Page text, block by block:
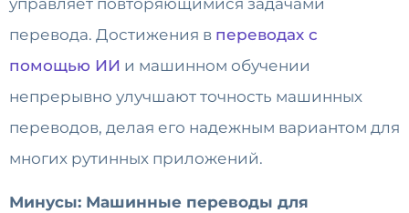
перевода. Достижения в переводах с
помощью ИИ и машинном обучении
непрерывно улучшают точность машинных
переводов, делая его надежным вариантом для
многих рутинных приложений.
Минусы: Машинные переводы для